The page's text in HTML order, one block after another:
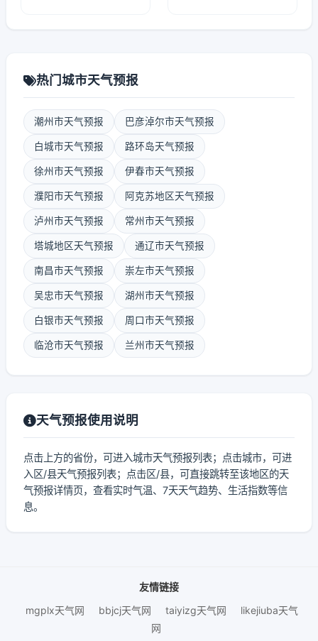
热门城市天气预报
潮州市天气预报 巴彦淖尔市天气预报
白城市天气预报 路环岛天气预报
徐州市天气预报 伊春市天气预报
濮阳市天气预报 阿克苏地区天气预报
泸州市天气预报 常州市天气预报
塔城地区天气预报 通辽市天气预报
南昌市天气预报 崇左市天气预报
吴忠市天气预报 湖州市天气预报
白银市天气预报 周口市天气预报
临沧市天气预报 兰州市天气预报
天气预报使用说明
点击上方的省份，可进入城市天气预报列表；点击城市，可进
入区/县天气预报列表；点击区/县，可直接跳转至该地区的天
气预报详情页，查看实时气温、7天天气趋势、生活指数等信
息。
友情链接
mgplx天气网
bbjcj天气网 taiyizg天气网
likejiuba天气
网